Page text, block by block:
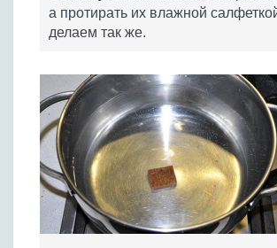
а протирать их влажной
делаем так же.